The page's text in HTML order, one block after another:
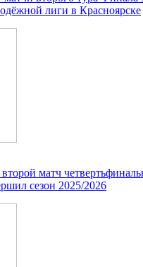
лиги в Красноярске
матч
сезон 2025/2026